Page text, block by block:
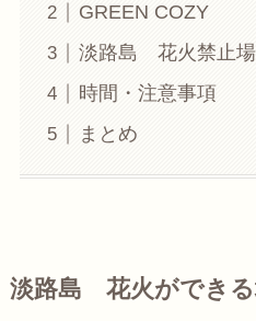
GREEN COZY
淡路島 花火禁止
時間・注意事項
まとめ
淡路島 花火ができる